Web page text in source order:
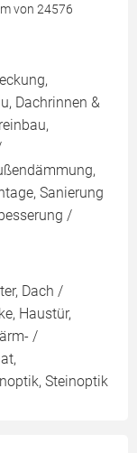
von 24576
Dachrinnen &
Sanierung
/
Dach /
Haustür,
/
Steinoptik